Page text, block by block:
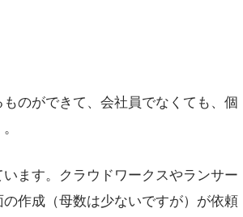
のができて、会社員でなくても、個
ます。クラウドワークスやランサー
作成（母数は少ないですが）が依頼